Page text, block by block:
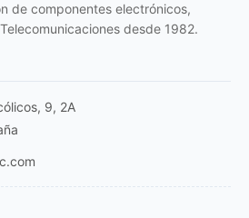
de componentes electrónicos,
desde 1982.
9, 2A